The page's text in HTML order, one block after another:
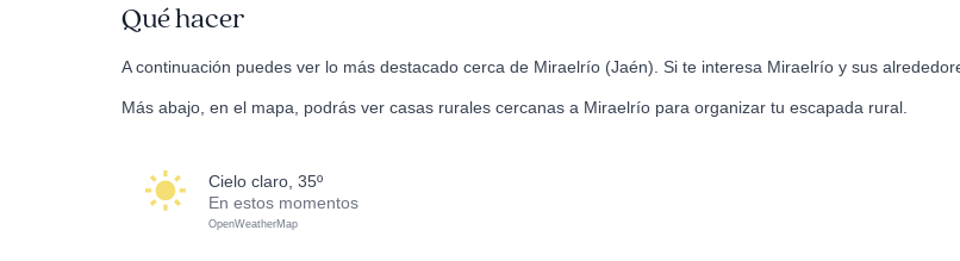
Qué hacer
A continuación puedes ver lo más destacado cerca de Miraelrío (Jaén). Si te interesa Miraelrío y sus
Más abajo, en el mapa, podrás ver casas rurales cercanas a Miraelrío para organizar tu escapada rural.
cielo claro, 35º
En estos momentos
OpenWeatherMap